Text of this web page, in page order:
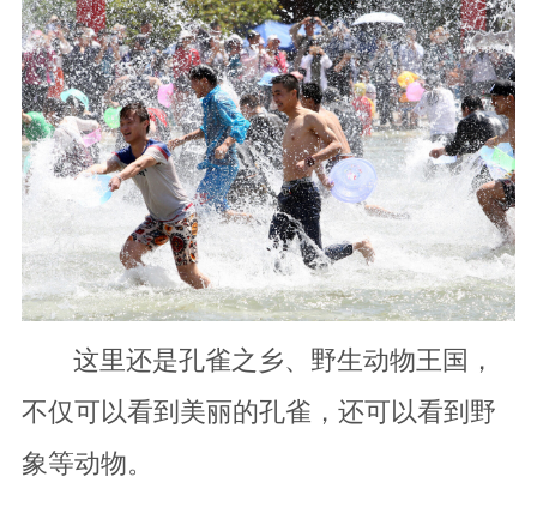
这里还是孔雀之乡、野生动物王国，
不仅可以看到美丽的孔雀，还可以看到野
象等动物。